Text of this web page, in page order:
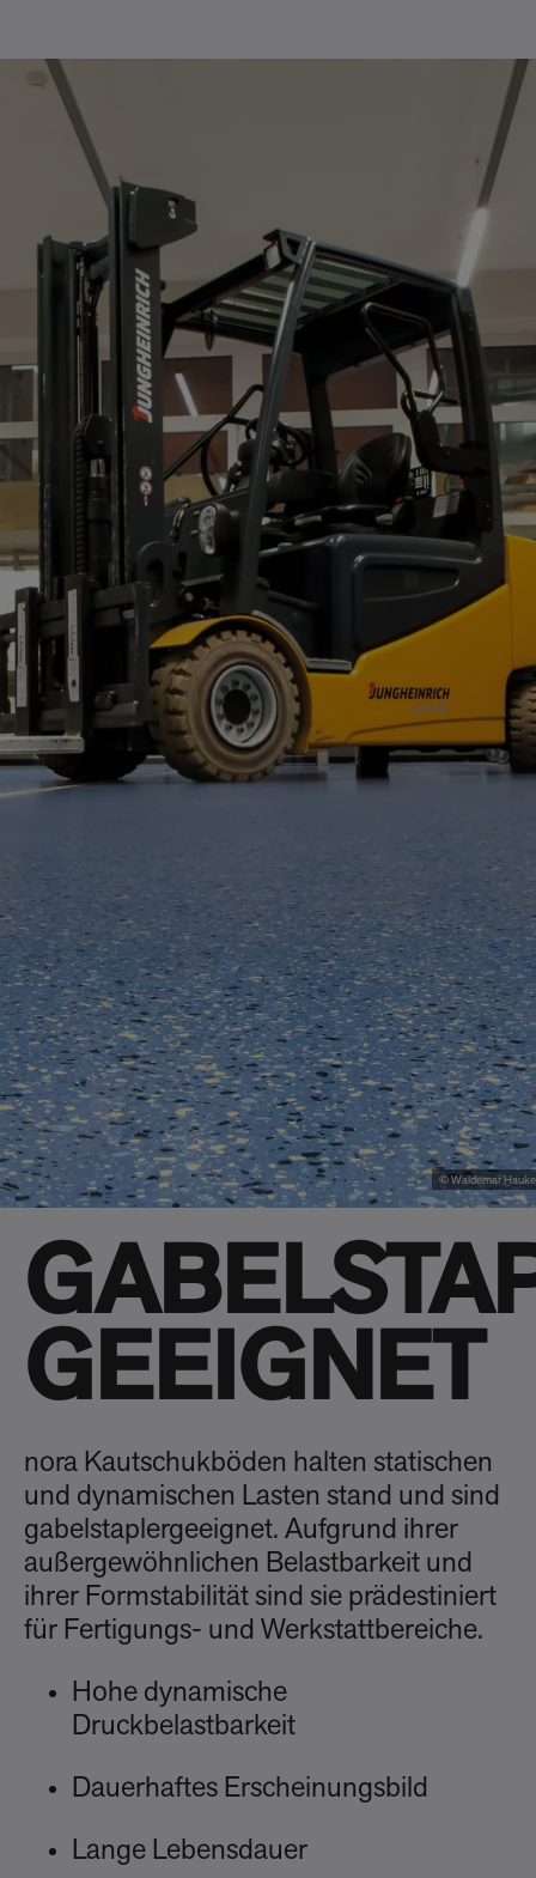
© Waldemar Hauke
GEEIGNET
nora Kautschukböden halten statischen
und dynamischen Lasten stand und sind
gabelstaplergeeignet. Aufgrund ihrer
außergewöhnlichen Belastbarkeit und
ihrer Formstabilität sind sie prädestiniert
für Fertigungs- und Werkstattbereiche.
Hohe dynamische
Druckbelastbarkeit
Dauerhaftes Erscheinungsbild
Lange Lebensdauer